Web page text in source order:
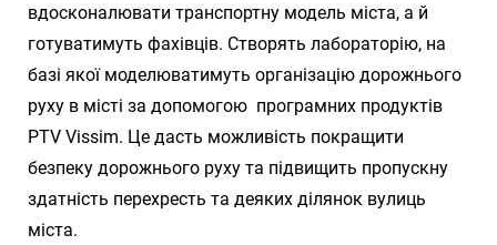
вдосконалювати транспортну модель міста, а й
готуватимуть фахівців. Створять лабораторію, на
базі якої моделюватимуть організацію дорожнього
руху в місті за допомогою програмних продуктів
PTV Vissim. Це дасть можливість покращити
безпеку дорожнього руху та підвищить пропускну
здатність перехресть та деяких ділянок вулиць
міста.